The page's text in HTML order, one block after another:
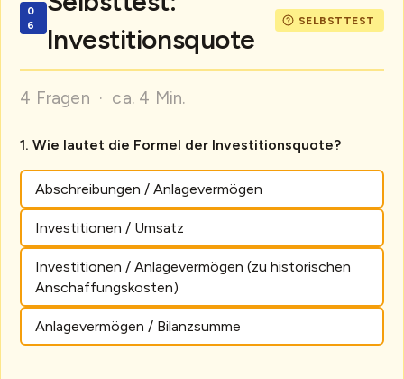
Investitionsquote
4 Fragen · ca. 4 Min.
Wie lautet die Formel der Investitionsquote?
Abschreibungen / Anlagevermögen
Investitionen / Umsatz
Investitionen / Anlagevermögen (zu historischen
Anschaffungskosten)
Anlagevermögen / Bilanzsumme